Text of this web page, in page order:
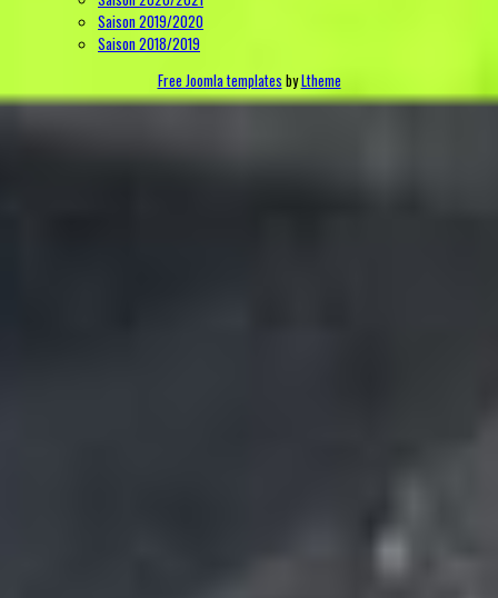
Saison 2019/2020
Saison 2018/2019
Free Joomla templates byLtheme